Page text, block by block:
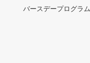
バースデープログラム